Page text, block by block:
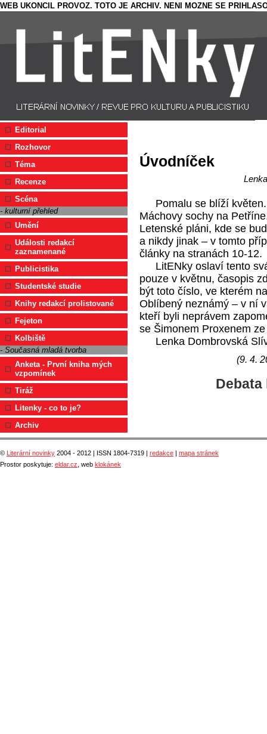
WEB UKONCIL PROVOZ. TOTO JE ARCHIV. NENI MOZNE SE
Editorial
Rozhovor
Téma
Recenze
Scéna
- kulturní přehled
Umění
Události redakcí
zaznamenané
Publicistika
Studentské studie
Knihy redakcí prolistované
Fejeton
Kolbiště
- Současná mladá tvorba
Anketa - První kniha mých
vzpomínek
Tiráž
Litenky - co to je?
Archiv
Úvodníček
Pomalu se blíží
Máchovy sochy na
Letenské pláni, kde se
a nikdy jinak – v tomto
články na stranách 10-12.
LitENky oslaví tento
pouze v květnu, časopis
být toto číslo, ve kterém
Oblíbený neznámý – v ní
kteří byli neprávem
se Šimonem Proxenem
Lenka Dombrovská
(9. 4.
Debata
© Literární novinky 2004 - 2012 | ISSN 1804-7319 | redakce
mapa stránek
Prostor poskytuje: eldar.cz , web klokánek